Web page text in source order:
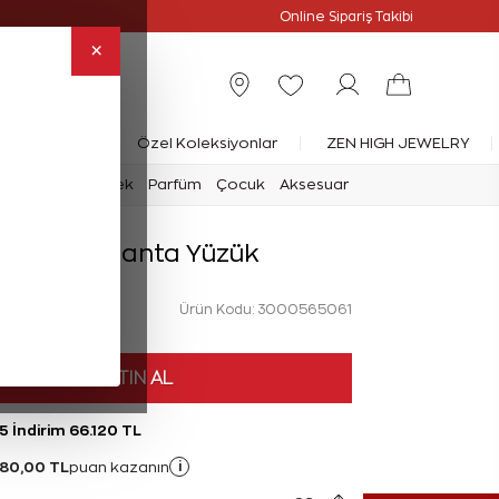
×
Online Sipariş Takibi
Yüzük Özel Koleksiyonlar ZEN HIGH JEWELRY
Erkek Parfüm Çocuk Aksesuar
Karat Pırlanta Yüzük
Ürün Kodu: 3000565061
HEMEN SATIN AL
İndirim 66.120 TL
TL puan kazanın i